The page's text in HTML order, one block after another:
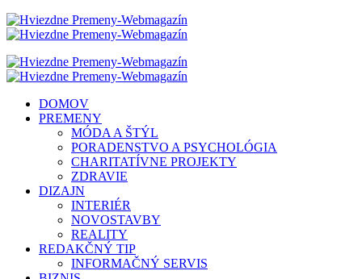
DOMOV
PREMENY
MÓDA A ŠTÝL
PORADENSTVO A PSYCHOLÓGIA
CHARITATÍVNE PROJEKTY
ZDRAVIE
DIZAJN
INTERIÉR
NOVOSTAVBY
REALITY
REDAKČNÝ TIP
INFORMAČNÝ SERVIS